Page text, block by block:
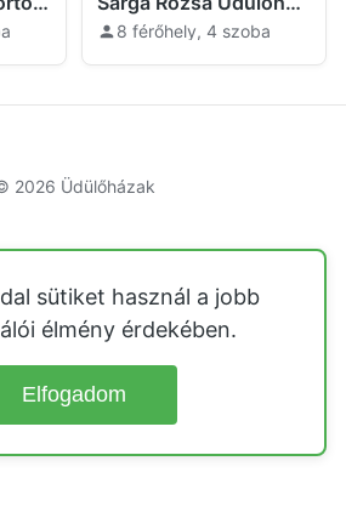
8 férőhely, 4 szoba
2026 Üdülőházak
sütiket használ a jobb
élmény érdekében.
Elfogadom